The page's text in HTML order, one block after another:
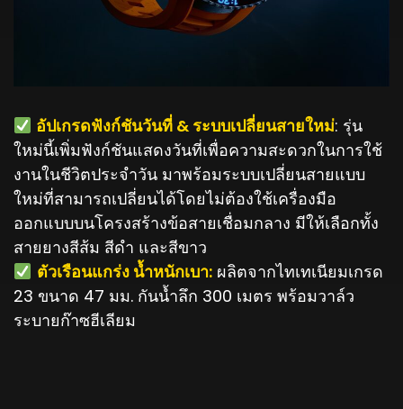
อัปเกรดฟังก์ชันวันที่ & ระบบเปลี่ยนสายใหม่: รุ่น
ใหม่นี้เพิ่มฟังก์ชันแสดงวันที่เพื่อความสะดวกในการใช้
งานในชีวิตประจำวัน มาพร้อมระบบเปลี่ยนสายแบบ
ใหม่ที่สามารถเปลี่ยนได้โดยไม่ต้องใช้เครื่องมือ
ออกแบบบนโครงสร้างข้อสายเชื่อมกลาง มีให้เลือกทั้ง
สายยางสีส้ม สีดำ และสีขาว
ตัวเรือนแกร่ง น้ำหนักเบา:ผลิตจากไทเทเนียมเกรด
23 ขนาด 47 มม. กันน้ำลึก 300 เมตร พร้อมวาล์ว
ระบายก๊าซฮีเลียม